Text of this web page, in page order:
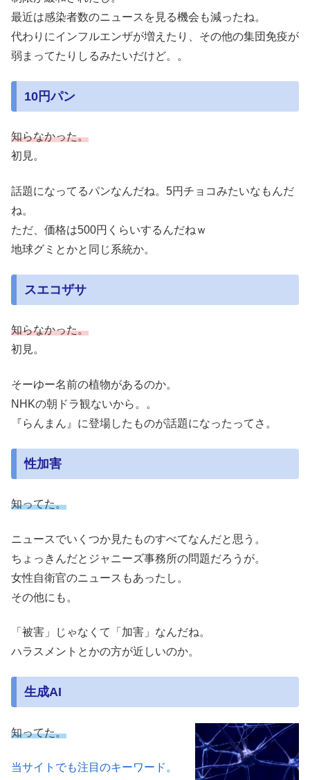
最近は感染者数のニュースを見る機会も減ったね。
代わりにインフルエンザが増えたり、その他の集団免疫が
弱まってたりしるみたいだけど。。
10円パン
知らなかった。
初見。
話題になってるパンなんだね。5円チョコみたいなもんだ
ね。
ただ、価格は500円くらいするんだねｗ
地球グミとかと同じ系統か。
スエコザサ
知らなかった。
初見。
そーゆー名前の植物があるのか。
NHKの朝ドラ観ないから。。
『らんまん』に登場したものが話題になったってさ。
性加害
知ってた。
ニュースでいくつか見たものすべてなんだと思う。
ちょっきんだとジャニーズ事務所の問題だろうが。
女性自衛官のニュースもあったし。
その他にも。
「被害」じゃなくて「加害」なんだね。
ハラスメントとかの方が近しいのか。
生成AI
知ってた。
当サイトでも注目のキーワード。